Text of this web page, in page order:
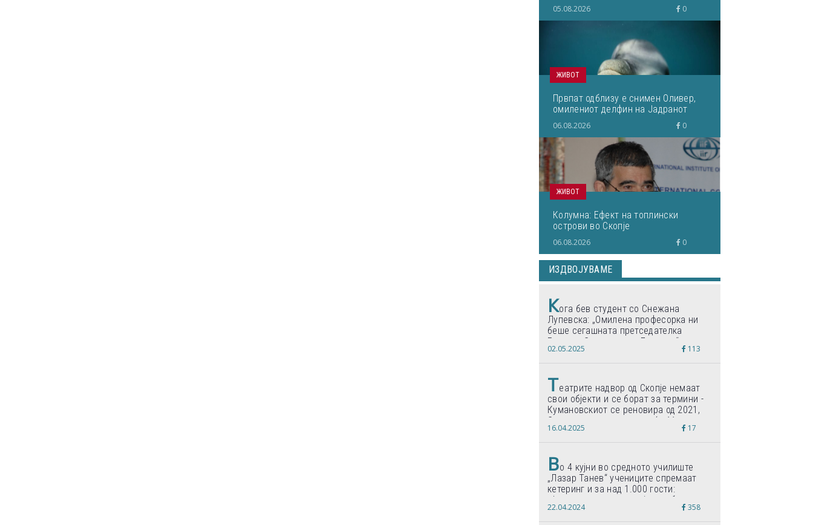
05.08.2026 0
ЖИВОТ
Првпат одблизу е снимен Оливер,
омилениот делфин на Јадранот
06.08.2026 0
ЖИВОТ
Колумна: Ефект на топлински
острови во Скопје
06.08.2026 0
ИЗДВОЈУВАМЕ
Кога бев студент со Снежана
Лупевска: „Омилена професорка ни
беше сегашната претседателка
Гордана Сиљановска-Давкова“
02.05.2025 113
Театрите надвор од Скопје немаат
свои објекти и се борат за термини -
Кумановскиот се реновира од 2021,
Струмичкиот се гради веќе 11 години
16.04.2025 17
Во 4 кујни во средното училиште
„Лазар Танев“ учениците спремаат
кетеринг и за над 1.000 гости:
„Формиравме компанија и работиме
по светски стандарди“
22.04.2024 358